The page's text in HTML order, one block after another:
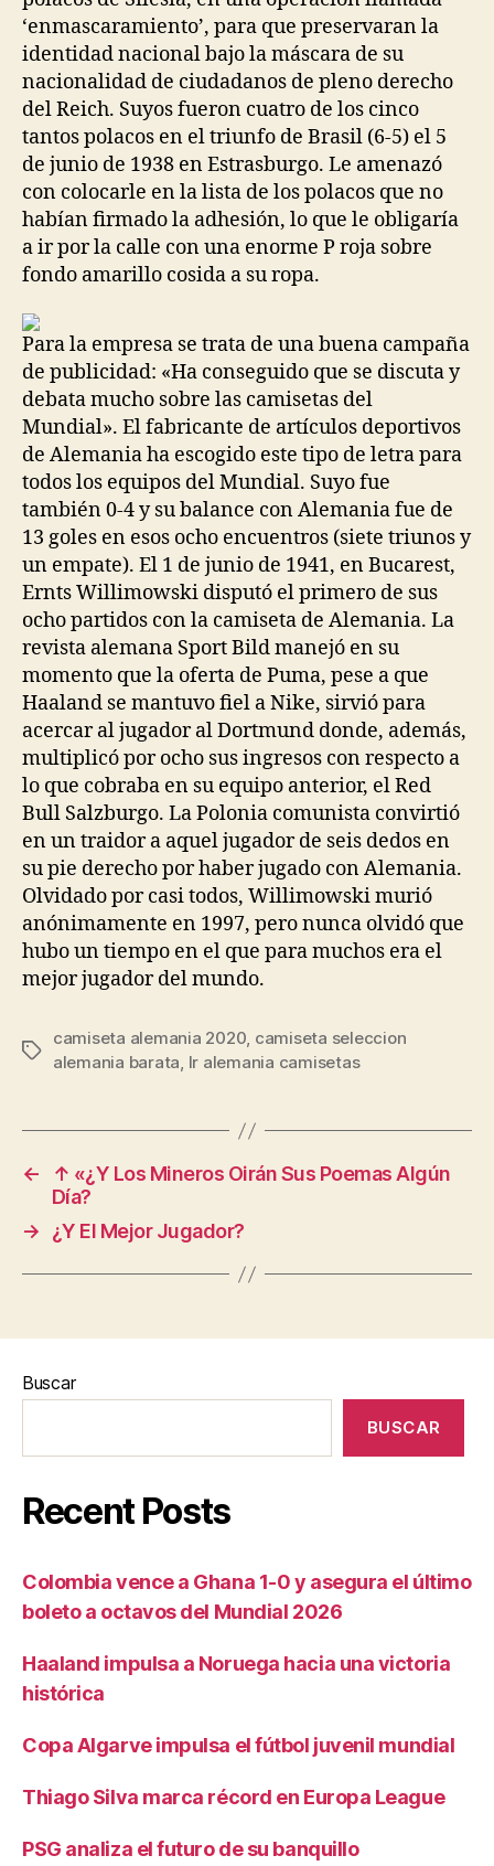
‘enmascaramiento’, para que preservaran la
identidad nacional bajo la máscara de su
nacionalidad de ciudadanos de pleno derecho
del Reich. Suyos fueron cuatro de los cinco
tantos polacos en el triunfo de Brasil (6-5) el 5
de junio de 1938 en Estrasburgo. Le amenazó
con colocarle en la lista de los polacos que no
habían firmado la adhesión, lo que le obligaría
a ir por la calle con una enorme P roja sobre
fondo amarillo cosida a su ropa.
Para la empresa se trata de una buena campaña
de publicidad: «Ha conseguido que se discuta y
debata mucho sobre las camisetas del
Mundial». El fabricante de artículos deportivos
de Alemania ha escogido este tipo de letra para
todos los equipos del Mundial. Suyo fue
también 0-4 y su balance con Alemania fue de
13 goles en esos ocho encuentros (siete triunos y
un empate). El 1 de junio de 1941, en Bucarest,
Ernts Willimowski disputó el primero de sus
ocho partidos con la camiseta de Alemania. La
revista alemana Sport Bild manejó en su
momento que la oferta de Puma, pese a que
Haaland se mantuvo fiel a Nike, sirvió para
acercar al jugador al Dortmund donde, además,
multiplicó por ocho sus ingresos con respecto a
lo que cobraba en su equipo anterior, el Red
Bull Salzburgo. La Polonia comunista convirtió
en un traidor a aquel jugador de seis dedos en
su pie derecho por haber jugado con Alemania.
Olvidado por casi todos, Willimowski murió
anónimamente en 1997, pero nunca olvidó que
hubo un tiempo en el que para muchos era el
mejor jugador del mundo.
Etiquetas
camiseta alemania 2020, camiseta seleccion
alemania barata, lr alemania camisetas
←
↑ «¿Y Los Mineros Oirán Sus Poemas Algún
Día?
→
¿Y El Mejor Jugador?
Buscar
BUSCAR
Recent Posts
Colombia vence a Ghana 1-0 y asegura el último
boleto a octavos del Mundial 2026
Haaland impulsa a Noruega hacia una victoria
histórica
Copa Algarve impulsa el fútbol juvenil mundial
Thiago Silva marca récord en Europa League
PSG analiza el futuro de su banquillo